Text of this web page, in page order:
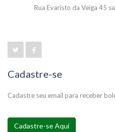
Rua Evaristo da Veiga 45
Cadastre-se
Cadastre seu email para receber
Cadastre-se Aqui